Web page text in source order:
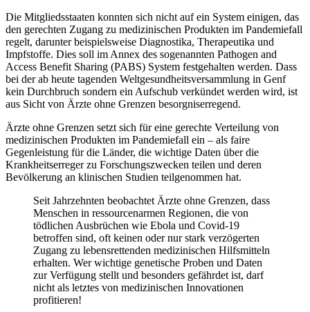
Die Mitgliedsstaaten konnten sich nicht auf ein System einigen, das
den gerechten Zugang zu medizinischen Produkten im Pandemiefall
regelt, darunter beispielsweise Diagnostika, Therapeutika und
Impfstoffe. Dies soll im Annex des sogenannten Pathogen and
Access Benefit Sharing (PABS) System festgehalten werden. Dass
bei der ab heute tagenden Weltgesundheitsversammlung in Genf
kein Durchbruch sondern ein Aufschub verkündet werden wird, ist
aus Sicht von Ärzte ohne Grenzen besorgniserregend.
Ärzte ohne Grenzen setzt sich für eine gerechte Verteilung von
medizinischen Produkten im Pandemiefall ein – als faire
Gegenleistung für die Länder, die wichtige Daten über die
Krankheitserreger zu Forschungszwecken teilen und deren
Bevölkerung an klinischen Studien teilgenommen hat.
Seit Jahrzehnten beobachtet Ärzte ohne Grenzen, dass
Menschen in ressourcenarmen Regionen, die von
tödlichen Ausbrüchen wie Ebola und Covid-19
betroffen sind, oft keinen oder nur stark verzögerten
Zugang zu lebensrettenden medizinischen Hilfsmitteln
erhalten. Wer wichtige genetische Proben und Daten
zur Verfügung stellt und besonders gefährdet ist, darf
nicht als letztes von medizinischen Innovationen
profitieren!